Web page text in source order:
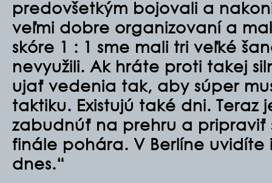
predovšetkým bojovali a
veľmi dobre organizovaní a
skóre 1 : 1 sme mali tri veľké
nevyužili. Ak hráte proti takej
ujať vedenia tak, aby súper
taktiku. Existujú také dni. Teraz
zabudnúť na prehru a pripraviť
finále pohára. V Berlíne uvidíte
dnes.“